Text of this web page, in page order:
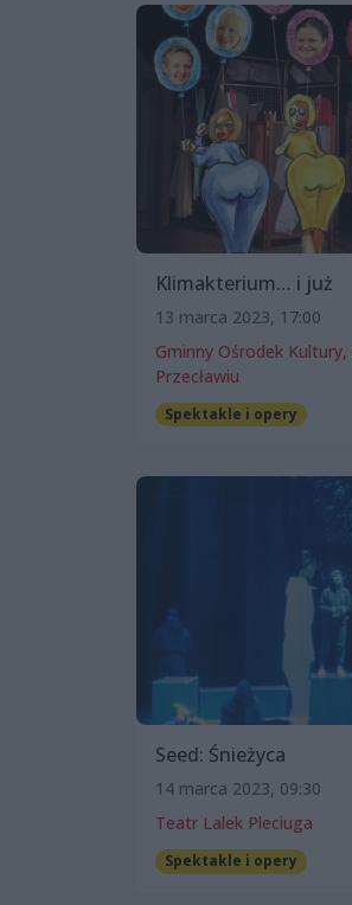
Klimakterium… i już
13 marca 2023, 17:00
Gminny Ośrodek
Przecławiu
Spektakle i opery
Seed: Śnieżyca
14 marca 2023, 09:30
Teatr Lalek Pleciuga
Spektakle i opery